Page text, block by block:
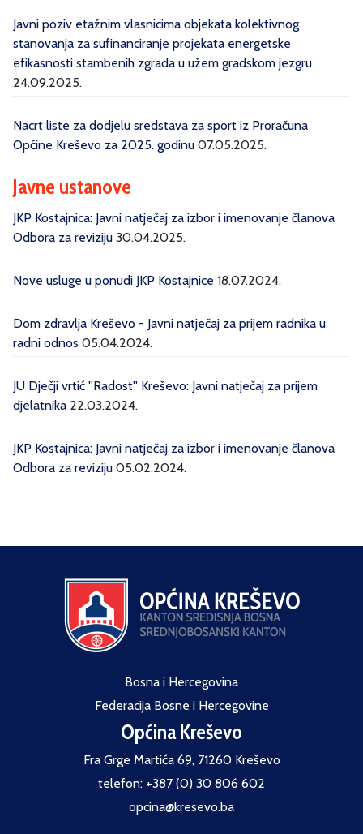
Javni poziv etažnim vlasnicima objekata kolektivnog
stanovanja za sufinanciranje projekata energetske
efikasnosti stambenih zgrada u užem gradskom jezgru
24.09.2025.
Nacrt liste za dodjelu sredstava za sport iz Proračuna
Općine Kreševo za 2025. godinu 07.05.2025.
Javne ustanove
JKP Kostajnica: Javni natječaj za izbor i imenovanje članova
Odbora za reviziju 30.04.2025.
Nove usluge u ponudi JKP Kostajnice 18.07.2024.
Dom zdravlja Kreševo - Javni natječaj za prijem radnika u
radni odnos 05.04.2024.
JU Dječji vrtić ''Radost'' Kreševo: Javni natječaj za prijem
djelatnika 22.03.2024.
JKP Kostajnica: Javni natječaj za izbor i imenovanje članova
Odbora za reviziju 05.02.2024.
Bosna i Hercegovina
Federacija Bosne i Hercegovine
Općina Kreševo
Fra Grge Martića 69, 71260 Kreševo
telefon: +387 (0) 30 806 602
opcina@kresevo.ba